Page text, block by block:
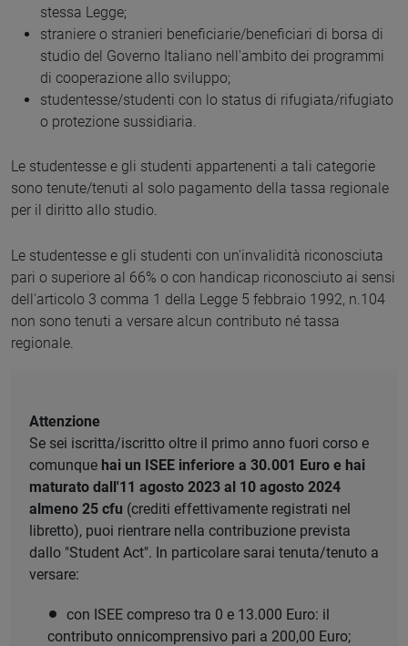
stessa Legge;
straniere o stranieri beneficiarie/beneficiari di borsa di
studio del Governo Italiano nell'ambito dei programmi
di cooperazione allo sviluppo;
studentesse/studenti con lo status di rifugiata/rifugiato
o protezione sussidiaria.
Le studentesse e gli studenti appartenenti a tali categorie
sono tenute/tenuti al solo pagamento della tassa regionale
per il diritto allo studio.
Le studentesse e gli studenti con un'invalidità riconosciuta
pari o superiore al 66% o con handicap riconosciuto ai sensi
dell'articolo 3 comma 1 della Legge 5 febbraio 1992, n.104
non sono tenuti a versare alcun contributo né tassa
regionale.
Attenzione
Se sei iscritta/iscritto oltre il primo anno fuori corso e
comunque hai un ISEE inferiore a 30.001 Euro e hai
maturato dall'11 agosto 2023 al 10 agosto 2024
almeno 25 cfu (crediti effettivamente registrati nel
libretto), puoi rientrare nella contribuzione prevista
dallo "Student Act". In particolare sarai tenuta/tenuto a
versare:
con ISEE compreso tra 0 e 13.000 Euro: il
contributo onnicomprensivo pari a 200,00 Euro;